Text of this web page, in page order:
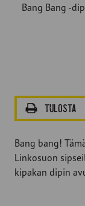
Bang Bang -
TULOSTA
Bang bang!
Linkosuon
kipakan dipin